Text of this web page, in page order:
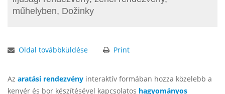
műhelyben, Dožinky
Oldal továbbküldése Print
Az aratási rendezvény interaktív formában hozza közelebb a
kenyér és bor készítésével kapcsolatos hagyományos